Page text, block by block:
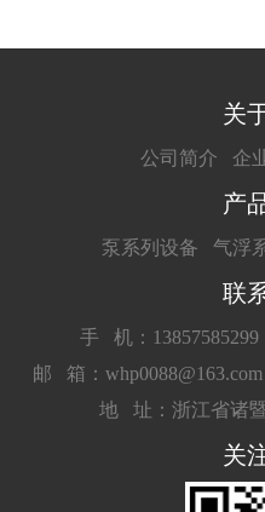
关
公司简介 企
产
泵系列设备 气浮
联
手 机：13857585299
邮 箱：whp0088@163.com
地 址：浙江省诸
关